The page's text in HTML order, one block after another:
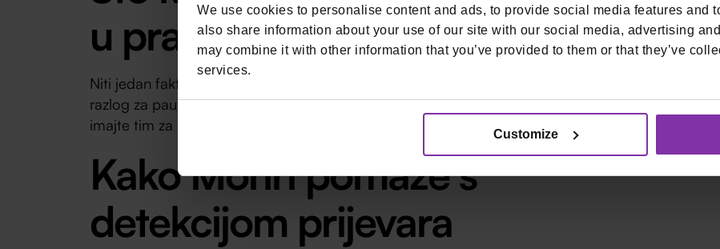
We use cookies to personalise content and ads, to provide social media features and
also share information about your use of our site with our social media, advertising
may combine it with other information that you’ve provided to them or that they’ve
services.
Customize
u praksi
Niti jedan faktor sam po sebi nije dokaz prijevare. Kombinacija dva ili tri signala je
razlog za pauziranje i manualni pregled prije isporuke. Postavite jasne pragove,
imajte tim za brz pregled, pratite chargeback stope po segmentima.
Kako Monri pomaže s
detekcijom prijevara